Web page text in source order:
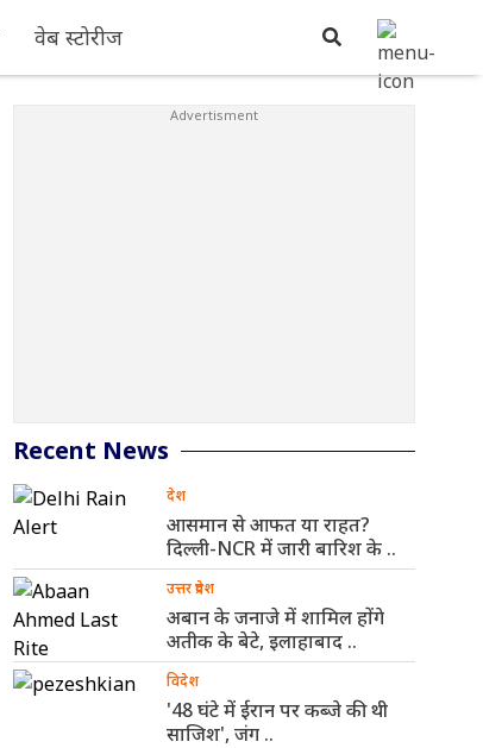
वेब स्टोरीज
Recent News
देश
आसमान से आफत या राहत?
दिल्ली-NCR में जारी बारिश के ..
उत्तर प्रदेश
अबान के जनाजे में शामिल होंगे
अतीक के बेटे, इलाहाबाद ..
विदेश
'48 घंटे में ईरान पर कब्जे की थी
साजिश', जंग ..